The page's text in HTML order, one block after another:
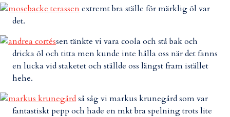
extremt bra ställe för märklig öl var
det.
sen tänkte vi vara coola och stå bak och
dricka öl och titta men kunde inte hålla oss när det fanns
en lucka vid staketet och ställde oss längst fram istället
hehe.
så såg vi markus krunegård som var
fantastiskt pepp och hade en mkt bra spelning trots lite